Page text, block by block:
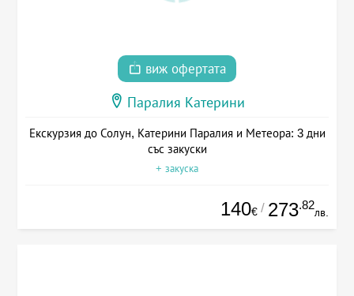
виж офертата
Паралия Катерини
Екскурзия до Солун, Катерини Паралия и Метеора: 3 дни
със закуски
+ закуска
140€ / 273.82
лв.